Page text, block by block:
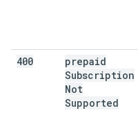
400
prepaid
Subscription
Not
Supported